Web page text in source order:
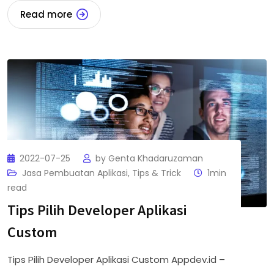
Read more
2022-07-25 by Genta Khadaruzaman
Jasa Pembuatan Aplikasi, Tips & Trick
1min
read
Tips Pilih Developer Aplikasi
Custom
Tips Pilih Developer Aplikasi Custom Appdev.id –